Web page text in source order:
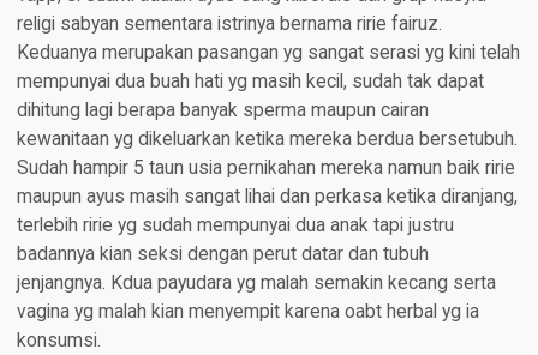
religi sabyan sementara istrinya bernama ririe fairuz.
Keduanya merupakan pasangan yg sangat serasi yg kini telah
mempunyai dua buah hati yg masih kecil, sudah tak dapat
dihitung lagi berapa banyak sperma maupun cairan
kewanitaan yg dikeluarkan ketika mereka berdua bersetubuh.
Sudah hampir 5 taun usia pernikahan mereka namun baik ririe
maupun ayus masih sangat lihai dan perkasa ketika diranjang,
terlebih ririe yg sudah mempunyai dua anak tapi justru
badannya kian seksi dengan perut datar dan tubuh
jenjangnya. Kdua payudara yg malah semakin kecang serta
vagina yg malah kian menyempit karena oabt herbal yg ia
konsumsi.